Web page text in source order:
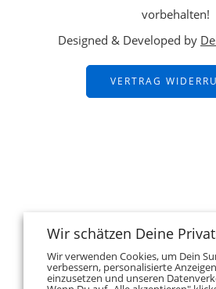
vorbehalten!
Designed & Developed by
VERTRAG
Wir schätzen Deine
Wir verwenden Cookies, um Dein
verbessern, personalisierte
einzusetzen und unseren